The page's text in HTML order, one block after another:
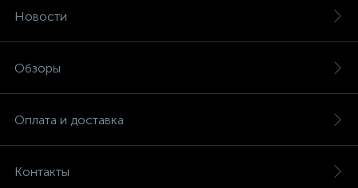
Новости
Обзоры
Оплата и доставка
Контакты